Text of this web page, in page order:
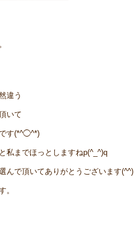
違う
いて
す(*^◯^*)
私までほっとしますねp(^_^)q
んで頂いてありがとうございます(^^)
。